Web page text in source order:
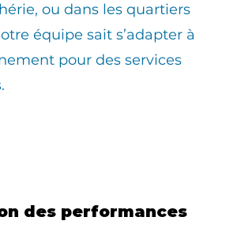
ou dans les quartiers
équipe sait s’adapter à
pour des services
des performances